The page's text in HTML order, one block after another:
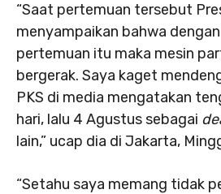
“Saat pertemuan tersebut
menyampaikan bahwa
pertemuan itu maka mesin
bergerak. Saya kaget
PKS di media mengatakan
hari, lalu 4 Agustus sebagai
lain,” ucap dia di Jakarta,
“Setahu saya memang tidak